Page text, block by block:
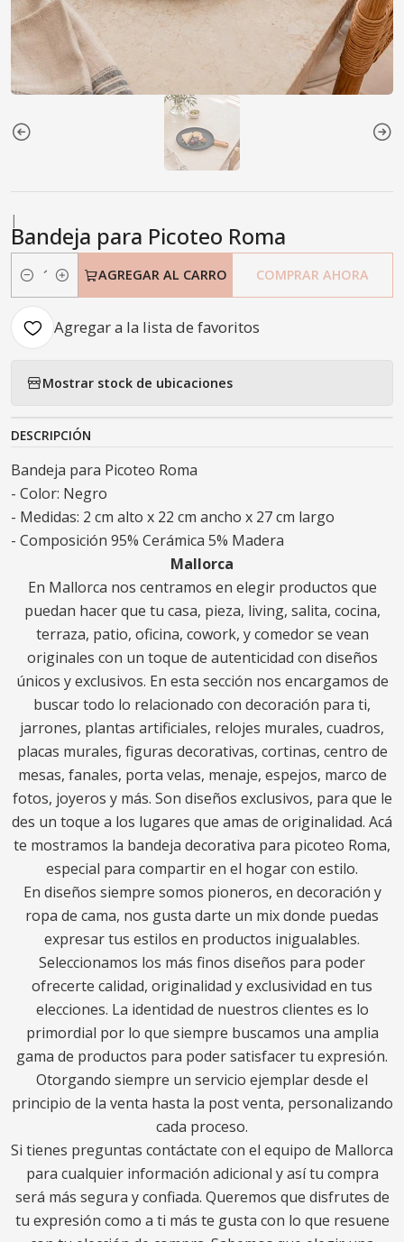
|
Bandeja para Picoteo Roma
Cantidad
AGREGAR AL CARRO COMPRAR AHORA
Agregar a la lista de favoritos
Mostrar stock de ubicaciones
DESCRIPCIÓN
Bandeja para Picoteo Roma
- Color: Negro
- Medidas: 2 cm alto x 22 cm ancho x 27 cm largo
- Composición 95% Cerámica 5% Madera
Mallorca
En Mallorca nos centramos en elegir productos que
puedan hacer que tu casa, pieza, living, salita, cocina,
terraza, patio, oficina, cowork, y comedor se vean
originales con un toque de autenticidad con diseños
únicos y exclusivos. En esta sección nos encargamos de
buscar todo lo relacionado con decoración para ti,
jarrones, plantas artificiales, relojes murales, cuadros,
placas murales, figuras decorativas, cortinas, centro de
mesas, fanales, porta velas, menaje, espejos, marco de
fotos, joyeros y más. Son diseños exclusivos, para que le
des un toque a los lugares que amas de originalidad. Acá
te mostramos la bandeja decorativa para picoteo Roma,
especial para compartir en el hogar con estilo.
En diseños siempre somos pioneros, en decoración y
ropa de cama, nos gusta darte un mix donde puedas
expresar tus estilos en productos inigualables.
Seleccionamos los más finos diseños para poder
ofrecerte calidad, originalidad y exclusividad en tus
elecciones. La identidad de nuestros clientes es lo
primordial por lo que siempre buscamos una amplia
gama de productos para poder satisfacer tu expresión.
Otorgando siempre un servicio ejemplar desde el
principio de la venta hasta la post venta, personalizando
cada proceso.
Si tienes preguntas contáctate con el equipo de Mallorca
para cualquier información adicional y así tu compra
será más segura y confiada. Queremos que disfrutes de
tu expresión como a ti más te gusta con lo que resuene